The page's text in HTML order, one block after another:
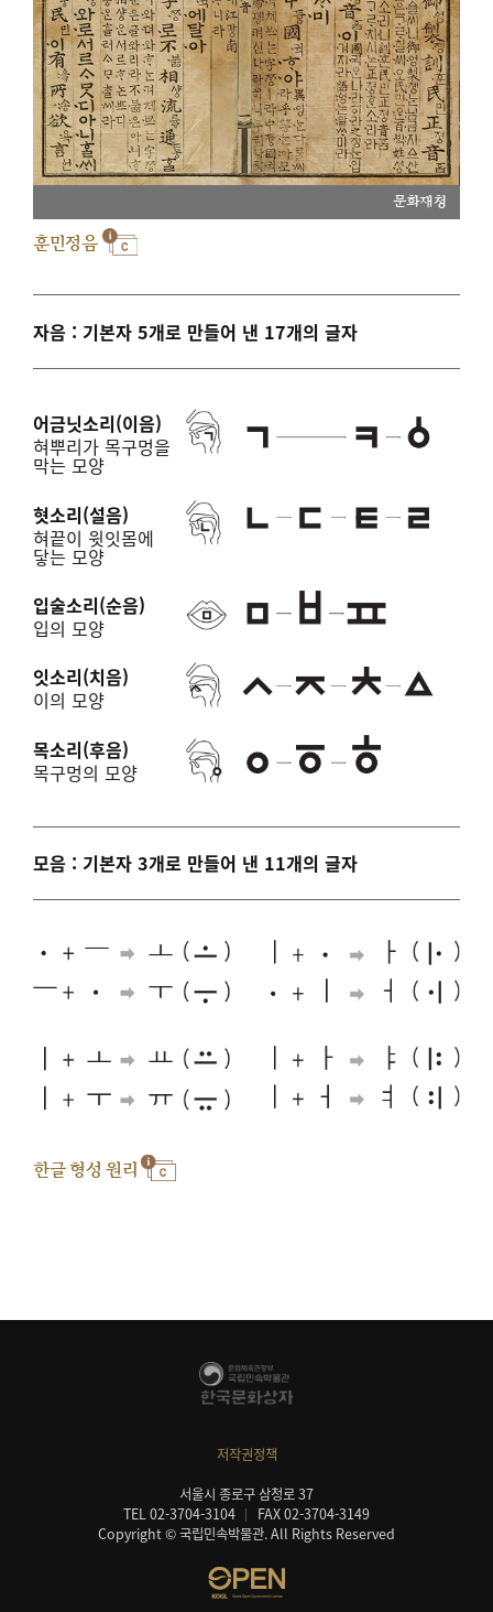
문화재청
훈민정음
자음 : 기본자 5개로 만들어 낸 17개의 글자
어금닛소리(이음)
혀뿌리가 목구멍을
막는 모양
혓소리(설음)
혀끝이 윗잇몸에
닿는 모양
입술소리(순음)
입의 모양
잇소리(치음)
이의 모양
목소리(후음)
목구멍의 모양
모음 : 기본자 3개로 만들어 낸 11개의 글자
한글 형성 원리
저작권정책
서울시 종로구 삼청로 37
TEL 02-3704-3104
FAX 02-3704-3149
Copyright © 국립민속박물관. All Rights Reserved